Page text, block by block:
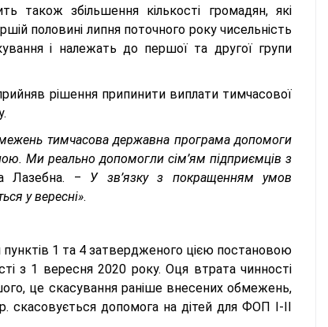
також збільшення кількості громадян, які
половині липня поточного року чисельність
і належать до першої та другої групи
рішення припинити виплати тимчасової
тимчасова державна програма допомоги
Ми реально допомогли сім’ям підприємців з
Лазебна. ‒ У зв’язку з покращенням умов
у вересні».
пунктів 1 та 4 затвердженого цією постановою
з 1 вересня 2020 року. Оця втрата чинності
це скасування раніше внесених обмежень,
скасовується допомога на дітей для ФОП І-ІІ